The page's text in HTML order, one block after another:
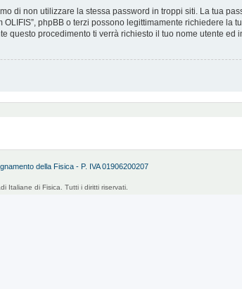
di non utilizzare la stessa password in troppi siti. La tua
phpBB o terzi possono legittimamente richiedere la
questo procedimento ti verrà richiesto il tuo nome utente
della Fisica - P. IVA 01906200207
Italiane di Fisica. Tutti i diritti riservati.